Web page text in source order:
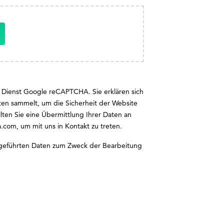
Google reCAPTCHA. Sie erklären sich
sammelt, um die Sicherheit der Website
Sie eine Übermittlung Ihrer Daten an
, um mit uns in Kontakt zu treten.
Daten zum Zweck der Bearbeitung